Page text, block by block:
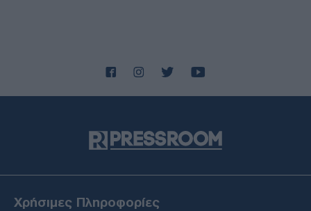
Χρήσιμες Πληροφορίες